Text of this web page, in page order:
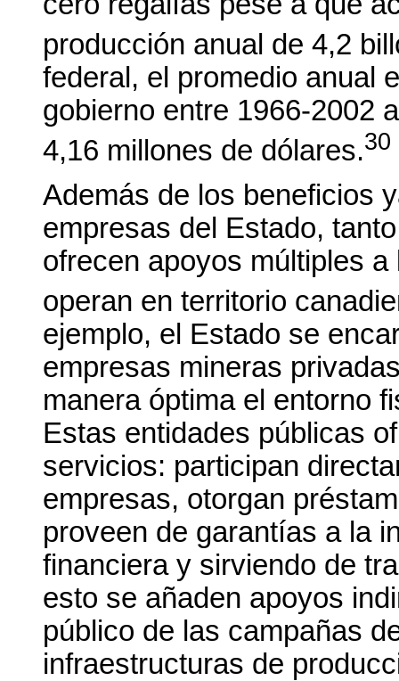
producción anual de 4,2
federal, el promedio anual
gobierno entre 1966-2002
4,16 millones de dólares.30
Además de los beneficios
empresas del Estado,
ofrecen apoyos múltiples
operan en territorio
ejemplo, el Estado se
empresas mineras
manera óptima el entorno
Estas entidades públicas
servicios: participan
empresas, otorgan
proveen de garantías a la
financiera y sirviendo de
esto se añaden apoyos
público de las campañas
infraestructuras de